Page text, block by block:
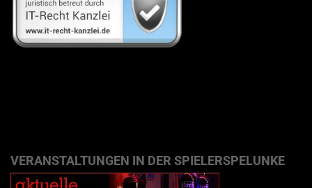
VERANSTALTUNGEN IN DER SPIELERSPELUNKE